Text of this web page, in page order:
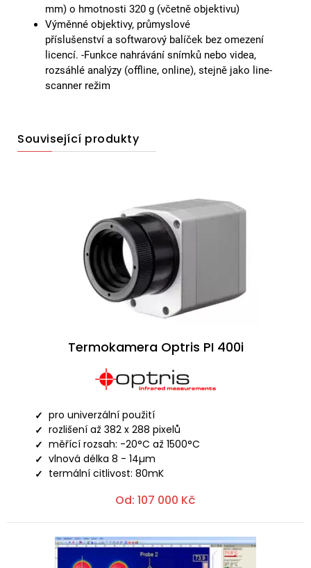
mm) o hmotnosti 320 g (včetně objektivu)
Výměnné objektivy, průmyslové
příslušenství a softwarový balíček bez omezení
licencí. -Funkce nahrávání snímků nebo videa,
rozsáhlé analýzy (offline, online), stejně jako line-
scanner režim
Související produkty
Termokamera Optris PI 400i
pro univerzální použití
rozlišení až 382 x 288 pixelů
měřící rozsah: -20°C až 1500°C
vlnová délka 8 - 14µm
termální citlivost: 80mK
Od: 107 000 Kč